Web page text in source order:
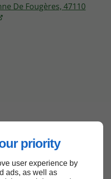
priority
user experience by
ads, as well as
De Fougères, 47110
page